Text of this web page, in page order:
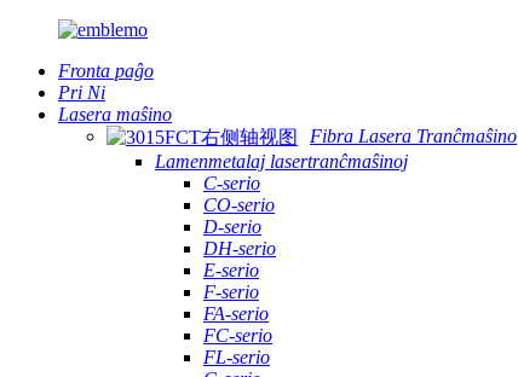
Fronta paĝo
Pri Ni
Lasera maŝino
Fibra Lasera Tranĉmaŝino
Lamenmetalaj lasertranĉmaŝinoj
C-serio
CO-serio
D-serio
DH-serio
E-serio
F-serio
FA-serio
FC-serio
FL-serio